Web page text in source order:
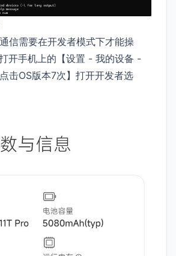
信需要在开发者模式下才能操
开手机上的【设置 - 我的设备 -
击OS版本7次】打开开发者选